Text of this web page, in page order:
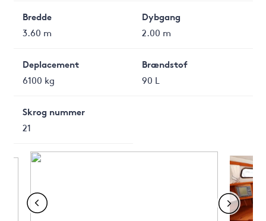
Bredde
3.60 m
Dybgang
2.00 m
Deplacement
6100 kg
Brændstof
90 L
Skrog nummer
21